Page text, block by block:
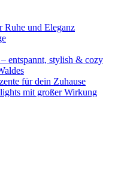
Ruhe und Eleganz
entspannt, stylish & cozy
für dein Zuhause
mit großer Wirkung